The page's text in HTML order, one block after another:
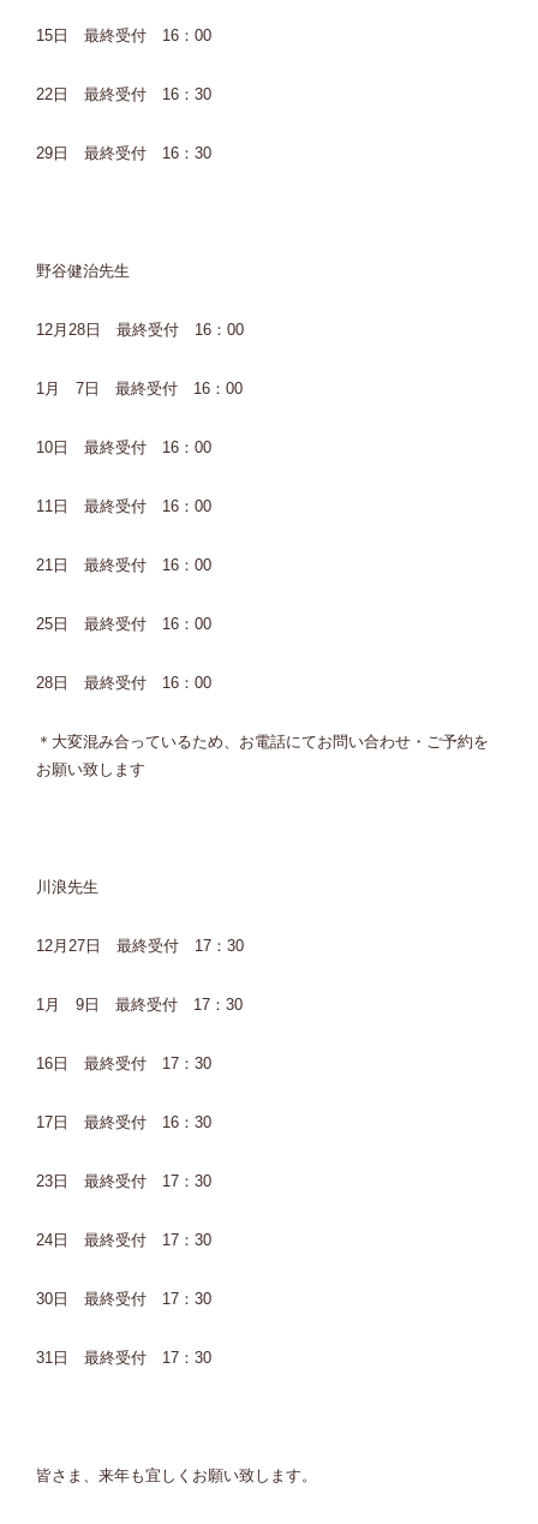
15日 最終受付 16：00
22日 最終受付 16：30
29日 最終受付 16：30
野谷健治先生
12月28日 最終受付 16：00
1月 7日 最終受付 16：00
10日 最終受付 16：00
11日 最終受付 16：00
21日 最終受付 16：00
25日 最終受付 16：00
28日 最終受付 16：00
＊大変混み合っているため、お電話にてお問い合わせ・ご予約を
お願い致します
川浪先生
12月27日 最終受付 17：30
1月 9日 最終受付 17：30
16日 最終受付 17：30
17日 最終受付 16：30
23日 最終受付 17：30
24日 最終受付 17：30
30日 最終受付 17：30
31日 最終受付 17：30
皆さま、来年も宜しくお願い致します。